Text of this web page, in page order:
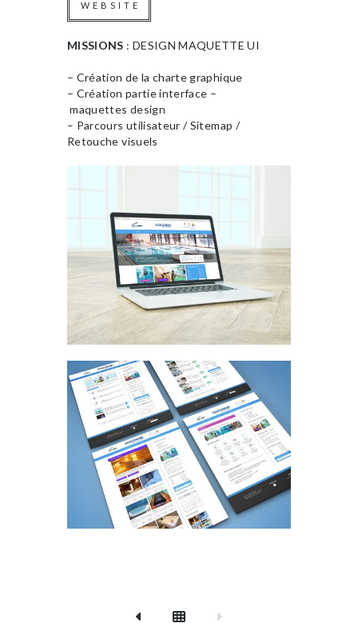
MISSIONS : DESIGN MAQUETTE UI
– Création de la charte graphique
– Création partie interface –
maquettes design
– Parcours utilisateur / Sitemap /
Retouche visuels